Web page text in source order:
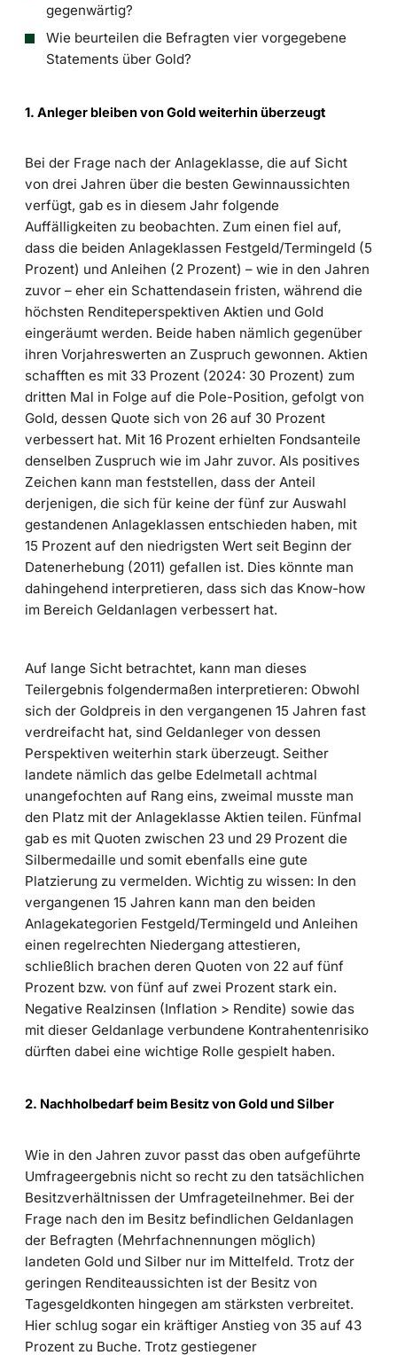
gegenwärtig?
Wie beurteilen die Befragten vier vorgegebene
Statements über Gold?
1. Anleger bleiben von Gold weiterhin überzeugt
Bei der Frage nach der Anlageklasse, die auf Sicht
von drei Jahren über die besten Gewinnaussichten
verfügt, gab es in diesem Jahr folgende
Auffälligkeiten zu beobachten. Zum einen fiel auf,
dass die beiden Anlageklassen Festgeld/Termingeld (5
Prozent) und Anleihen (2 Prozent) – wie in den Jahren
zuvor – eher ein Schattendasein fristen, während die
höchsten Renditeperspektiven Aktien und Gold
eingeräumt werden. Beide haben nämlich gegenüber
ihren Vorjahreswerten an Zuspruch gewonnen. Aktien
schafften es mit 33 Prozent (2024: 30 Prozent) zum
dritten Mal in Folge auf die Pole-Position, gefolgt von
Gold, dessen Quote sich von 26 auf 30 Prozent
verbessert hat. Mit 16 Prozent erhielten Fondsanteile
denselben Zuspruch wie im Jahr zuvor. Als positives
Zeichen kann man feststellen, dass der Anteil
derjenigen, die sich für keine der fünf zur Auswahl
gestandenen Anlageklassen entschieden haben, mit
15 Prozent auf den niedrigsten Wert seit Beginn der
Datenerhebung (2011) gefallen ist. Dies könnte man
dahingehend interpretieren, dass sich das Know-how
im Bereich Geldanlagen verbessert hat.
Auf lange Sicht betrachtet, kann man dieses
Teilergebnis folgendermaßen interpretieren: Obwohl
sich der Goldpreis in den vergangenen 15 Jahren fast
verdreifacht hat, sind Geldanleger von dessen
Perspektiven weiterhin stark überzeugt. Seither
landete nämlich das gelbe Edelmetall achtmal
unangefochten auf Rang eins, zweimal musste man
den Platz mit der Anlageklasse Aktien teilen. Fünfmal
gab es mit Quoten zwischen 23 und 29 Prozent die
Silbermedaille und somit ebenfalls eine gute
Platzierung zu vermelden. Wichtig zu wissen: In den
vergangenen 15 Jahren kann man den beiden
Anlagekategorien Festgeld/Termingeld und Anleihen
einen regelrechten Niedergang attestieren,
schließlich brachen deren Quoten von 22 auf fünf
Prozent bzw. von fünf auf zwei Prozent stark ein.
Negative Realzinsen (Inflation > Rendite) sowie das
mit dieser Geldanlage verbundene Kontrahentenrisiko
dürften dabei eine wichtige Rolle gespielt haben.
2. Nachholbedarf beim Besitz von Gold und Silber
Wie in den Jahren zuvor passt das oben aufgeführte
Umfrageergebnis nicht so recht zu den tatsächlichen
Besitzverhältnissen der Umfrageteilnehmer. Bei der
Frage nach den im Besitz befindlichen Geldanlagen
der Befragten (Mehrfachnennungen möglich)
landeten Gold und Silber nur im Mittelfeld. Trotz der
geringen Renditeaussichten ist der Besitz von
Tagesgeldkonten hingegen am stärksten verbreitet.
Hier schlug sogar ein kräftiger Anstieg von 35 auf 43
Prozent zu Buche. Trotz gestiegener